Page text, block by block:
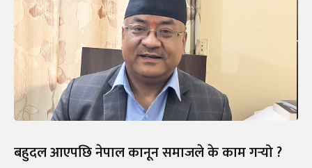
बहुदल आएपछि नेपाल कानून समाजले के काम गर्‍यो ?